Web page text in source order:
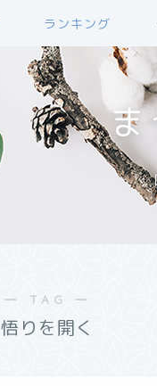
ランキング
ま
― TAG ―
悟りを開く